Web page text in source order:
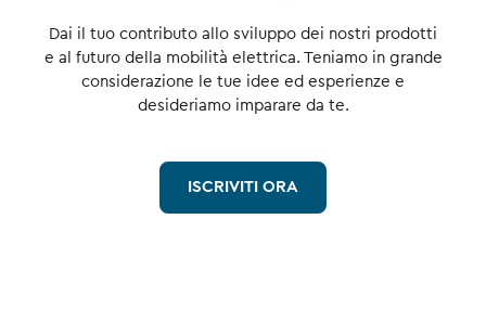
Dai il tuo contributo allo sviluppo dei nostri prodotti
e al futuro della mobilità elettrica. Teniamo in grande
considerazione le tue idee ed esperienze e
desideriamo imparare da te.
ISCRIVITI ORA